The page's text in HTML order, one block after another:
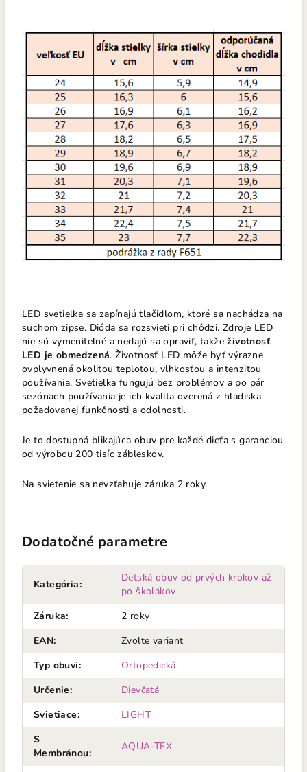
LED svetielka sa zapínajú tlačidlom, ktoré sa nachádza na
suchom zipse. Dióda sa rozsvieti pri chôdzi. Zdroje LED
nie sú vymeniteľné a nedajú sa opraviť, takže životnosť
LED je obmedzená. Životnosť LED môže byť výrazne
ovplyvnená okolitou teplotou, vlhkosťou a intenzitou
používania. Svetielka fungujú bez problémov a po pár
sezónach používania je ich kvalita overená z hľadiska
požadovanej funkčnosti a odolnosti.
Je to dostupná blikajúca obuv pre každé dieťa s garanciou
od výrobcu 200 tisíc zábleskov.
Na svietenie sa nevzťahuje záruka 2 roky.
Dodatočné parametre
Kategória:
Detská obuv od prvých krokov až
po školákov
Záruka:
2 roky
EAN:
Zvoľte variant
Typ obuvi:
Ortopedická
Určenie:
Dievčatá
Svietiace:
LIGHT
S
Membránou:
AQUA-TEX